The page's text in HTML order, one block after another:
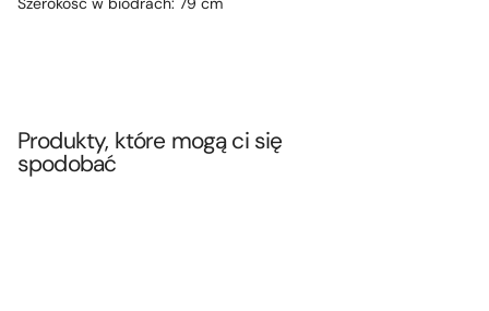
Produkty, które mogą ci się
spodobać